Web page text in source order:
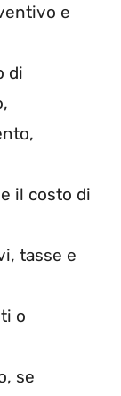
e
di
il costo di
tasse e
o
se